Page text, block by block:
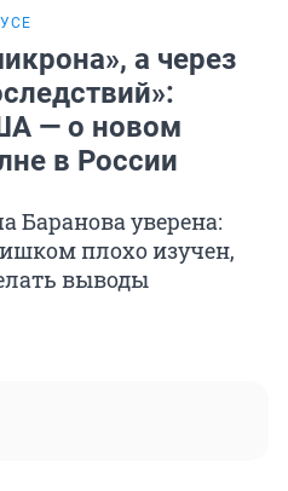
а через
— о новом
в России
Баранова уверена:
плохо изучен,
выводы